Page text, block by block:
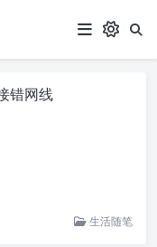
错网线
生活随笔